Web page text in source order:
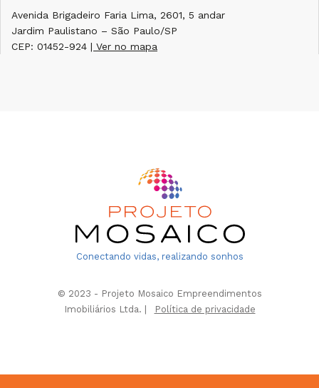
Avenida Brigadeiro Faria Lima, 2601, 5 andar
Jardim Paulistano – São Paulo/SP
CEP: 01452-924 | Ver no mapa
Conectando vidas, realizando sonhos
© 2023 - Projeto Mosaico Empreendimentos
Imobiliários Ltda. |
Política de privacidade